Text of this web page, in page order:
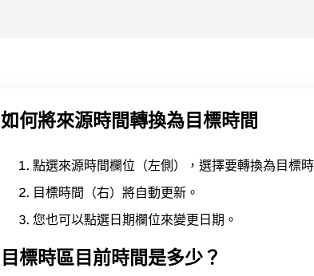
如何將來源時間轉換為目標時間
點選來源時間欄位（左側），選擇要轉換為目標
目標時間（右）將自動更新。
您也可以點選日期欄位來變更日期。
目標時區目前時間是多少？